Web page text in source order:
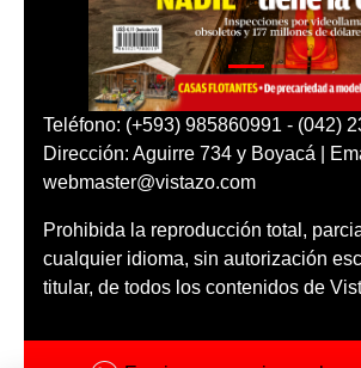
Teléfono: (+593) 985860991 - (042)
Dirección: Aguirre 734 y Boyacá |
webmaster@vistazo.com
Prohibida la reproducción total,
cualquier idioma, sin autorización
titular, de todos los contenidos de